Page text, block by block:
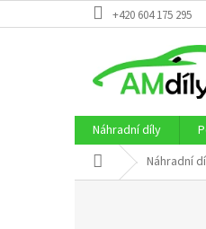
na
+420 604 175 295
Náhradní díly
Domů Náhradní